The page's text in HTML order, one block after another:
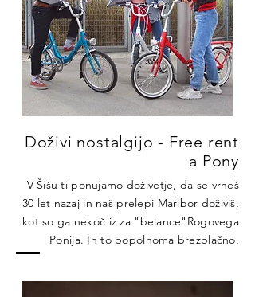
Doživi nostalgijo - Free rent
a Pony
V Šišu ti ponujamo doživetje, da se vrneš
30 let nazaj in naš prelepi Maribor doživiš,
kot so ga nekoč iz za "belance"Rogovega
Ponija. In to popolnoma brezplačno.